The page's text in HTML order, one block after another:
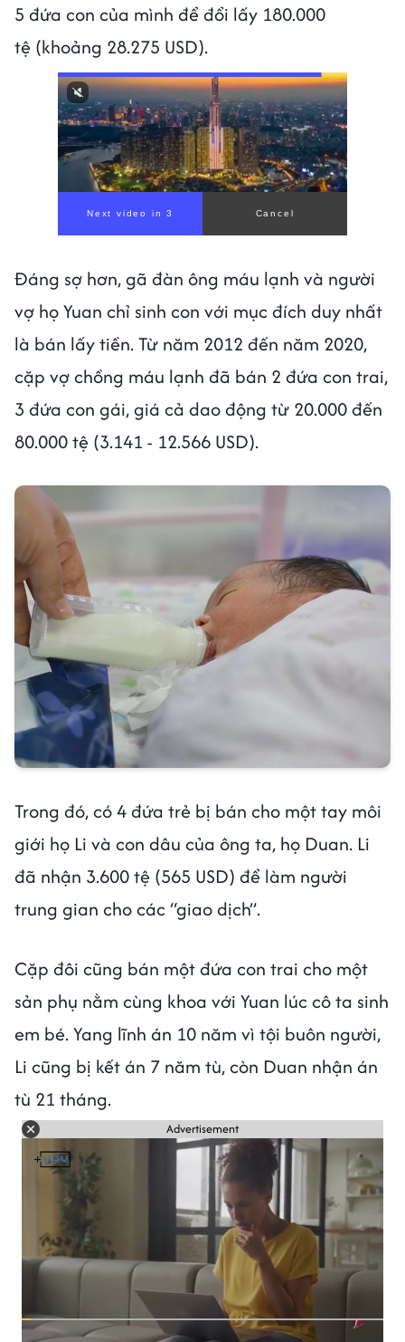
5 đứa con của mình để đổi lấy 180.000
tệ (khoảng 28.275 USD).
Đáng sợ hơn, gã đàn ông máu lạnh và người
vợ họ Yuan chỉ sinh con với mục đích duy nhất
là bán lấy tiền. Từ năm 2012 đến năm 2020,
cặp vợ chồng máu lạnh đã bán 2 đứa con trai,
3 đứa con gái, giá cả dao động từ 20.000 đến
80.000 tệ (3.141 - 12.566 USD).
Trong đó, có 4 đứa trẻ bị bán cho một tay môi
giới họ Li và con dâu của ông ta, họ Duan. Li
đã nhận 3.600 tệ (565 USD) để làm người
trung gian cho các “giao dịch”.
Cặp đôi cũng bán một đứa con trai cho một
sản phụ nằm cùng khoa với Yuan lúc cô ta sinh
em bé. Yang lĩnh án 10 năm vì tội buôn người,
Li cũng bị kết án 7 năm tù, còn Duan nhận án
tù 21 tháng.
Advertisement